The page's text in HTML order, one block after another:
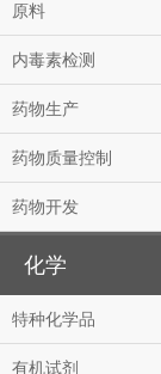
原料
内毒素检测
药物生产
药物质量控制
药物开发
化学
特种化学品
有机试剂